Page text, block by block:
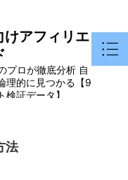
けアフィリエ
プロが徹底分析 自
理的に見つかる【9
証データ】
法